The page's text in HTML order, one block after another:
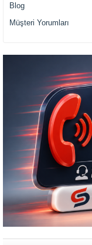
Blog
Müşteri Yorumları